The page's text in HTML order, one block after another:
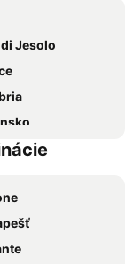
Jesolo